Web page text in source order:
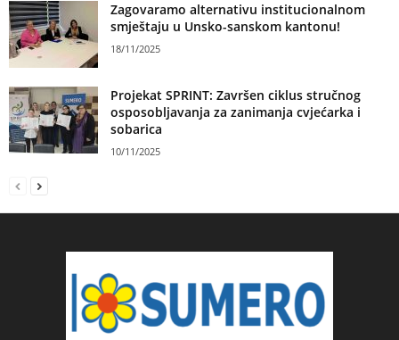
Zagovaramo alternativu institucionalnom
smještaju u Unsko-sanskom kantonu!
18/11/2025
Projekat SPRINT: Završen ciklus stručnog
osposobljavanja za zanimanja cvjećarka i
sobarica
10/11/2025